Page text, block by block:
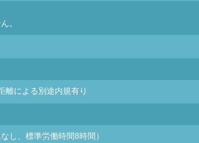
。
による別途内規有り
し、標準労働時間8時間）